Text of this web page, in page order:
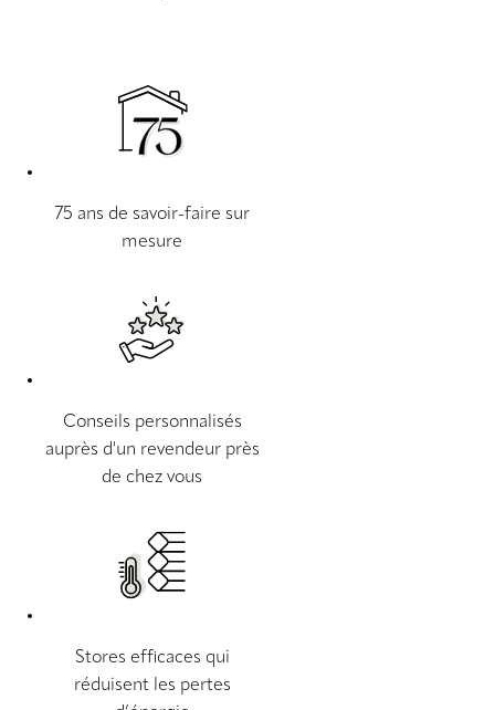
75 ans de savoir-faire sur
mesure
Conseils personnalisés
auprès d'un revendeur près
de chez vous
Stores efficaces qui
réduisent les pertes